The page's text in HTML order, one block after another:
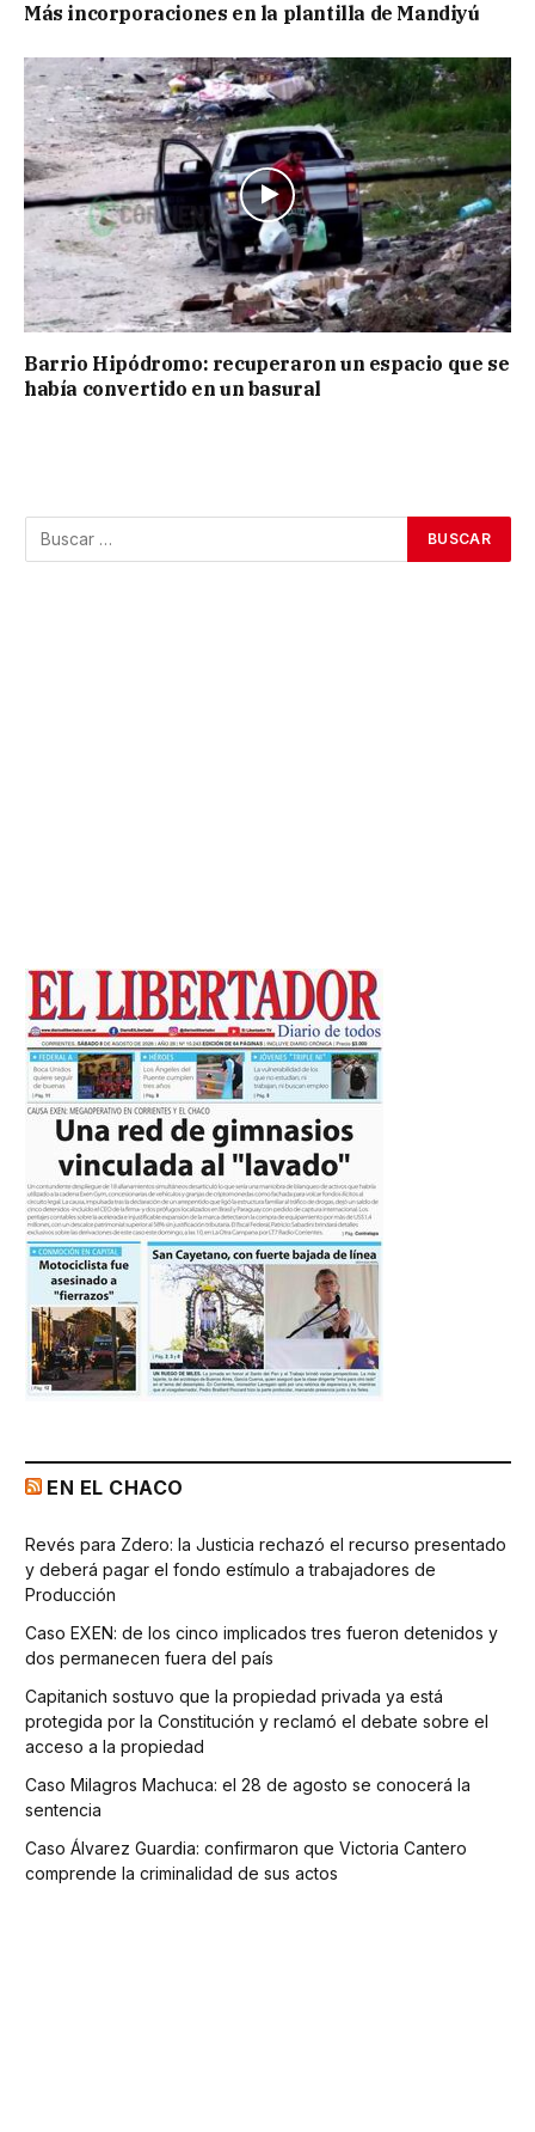
Más incorporaciones en la plantilla de Mandiyú
Barrio Hipódromo: recuperaron un espacio que se
había convertido en un basural
EN EL CHACO
Revés para Zdero: la Justicia rechazó el recurso presentado
y deberá pagar el fondo estímulo a trabajadores de
Producción
Caso EXEN: de los cinco implicados tres fueron detenidos y
dos permanecen fuera del país
Capitanich sostuvo que la propiedad privada ya está
protegida por la Constitución y reclamó el debate sobre el
acceso a la propiedad
Caso Milagros Machuca: el 28 de agosto se conocerá la
sentencia
Caso Álvarez Guardia: confirmaron que Victoria Cantero
comprende la criminalidad de sus actos